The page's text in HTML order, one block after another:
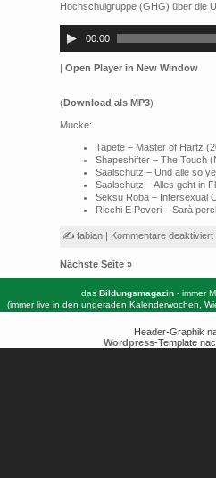
Hochschulgruppe (GHG) über die
00:00
| Open Player in New Window
(Download als MP3)
Mucke:
Tapete – Master of Hartz
Shapeshifter – The Touch
Saalschutz – Und alle so
Saalschutz – Alles geht in
Seksu Roba – Intersexual
Ricchi E Poveri – Sarà
✍ fabian | Kommentare deaktiviert
Nächste Seite »
das Bildungsmagazin - immer
(immer live in den ungeraden Kalenderwochen,
Header-Graphik
Wordpress-Template